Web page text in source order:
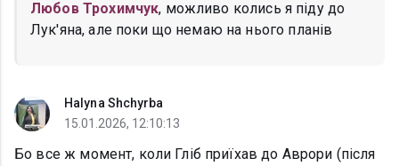
Любов Трохимчук, можливо колись я піду до
Лук'яна, але поки що немаю на нього планів
Halyna Shchyrba
15.01.2026, 12:10:13
Бо все ж момент, коли Гліб приїхав до Аврори (після